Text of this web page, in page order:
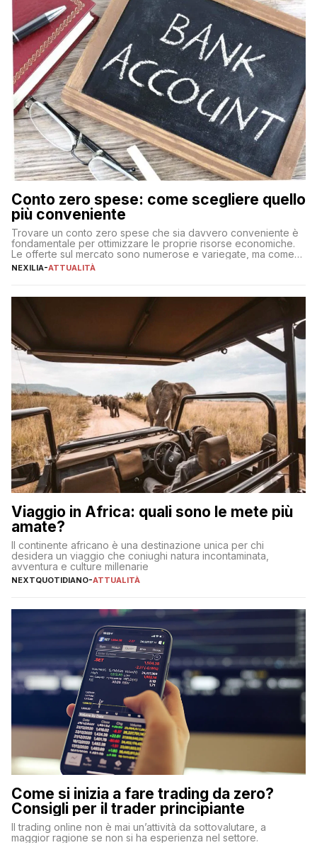
Conto zero spese: come scegliere quello
più conveniente
Trovare un conto zero spese che sia davvero conveniente è
fondamentale per ottimizzare le proprie risorse economiche.
Le offerte sul mercato sono numerose e variegate, ma come
individuare quella più adatta alle proprie esigenze senza
sul […]
NEXILIA-ATTUALITÀ
Viaggio in Africa: quali sono le mete più
amate?
Il continente africano è una destinazione unica per chi
desidera un viaggio che coniughi natura incontaminata,
avventura e culture millenarie
NEXTQUOTIDIANO-ATTUALITÀ
Come si inizia a fare trading da zero?
Consigli per il trader principiante
Il trading online non è mai un’attività da sottovalutare, a
maggior ragione se non si ha esperienza nel settore.